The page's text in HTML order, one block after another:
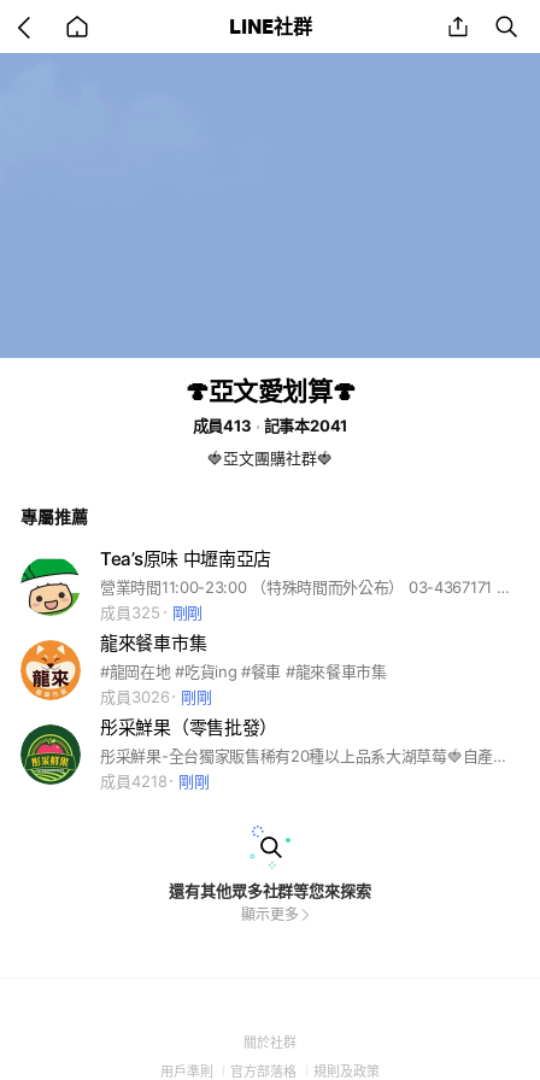
back
to
LINE社群 share
🍄亞文愛划算🍄
成員413
記事本2041
🍓亞文團購社群🍓
專屬推薦
Tea’s原味 中壢南亞店
營業時間11:00-23:00 （特殊時間而外公布） 03-4367171 #不定期Line群優惠 #提供線上預約訂購自取
成員325
剛剛
龍來餐車市集
#龍岡在地 #吃貨ing #餐車 #龍來餐車市集
成員3026
剛剛
彤采鮮果（零售批發）
彤采鮮果-全台獨家販售稀有20種以上品系大湖草莓🍓自產自銷，批發零售，讓您吃的安心。紐西蘭澳洲櫻桃🍒，台產季節水果。 精緻水果禮盒。 水果基本保固服務，大桃園🈵500元免運費。外縣市黑貓冷藏運費150元
成員4218
剛剛
還有其他眾多社群等您來探索
顯示更多
關於社群(Open
用戶準則 (Open
官方部落格 (Open
規則及政策(Open